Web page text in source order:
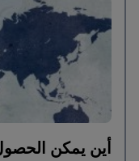
أين يمكن